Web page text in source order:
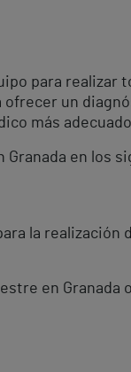
para
un
más
en los
la
en